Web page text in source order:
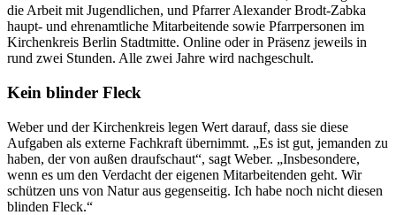
die Arbeit mit Jugendlichen, und Pfarrer Alexander Brodt-Zabka
haupt- und ehrenamtliche Mitarbeitende sowie Pfarrpersonen im
Kirchenkreis Berlin Stadtmitte. Online oder in Präsenz jeweils in
rund zwei Stunden. Alle zwei Jahre wird nachgeschult.
Kein blinder Fleck
Weber und der Kirchenkreis legen Wert darauf, dass sie diese
Aufgaben als externe Fachkraft übernimmt. „Es ist gut, jemanden zu
haben, der von außen draufschaut“, sagt Weber. „Insbesondere,
wenn es um den Verdacht der eigenen Mitarbeitenden geht. Wir
schützen uns von Natur aus gegenseitig. Ich habe noch nicht diesen
blinden Fleck.“